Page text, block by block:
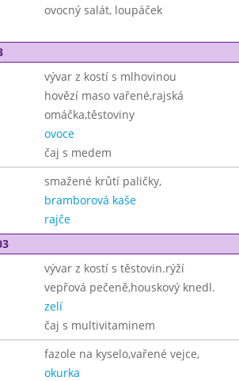
ovocný salát, loupáček
vývar z kostí s mlhovinou
hovězí maso vařené,rajská
omáčka,těstoviny
ovoce
čaj s medem
smažené krůtí paličky,
bramborová kaše
rajče
vývar z kostí s těstovin.rýží
vepřová pečeně,houskový knedl.
zelí
čaj s multivitaminem
fazole na kyselo,vařené vejce,
okurka